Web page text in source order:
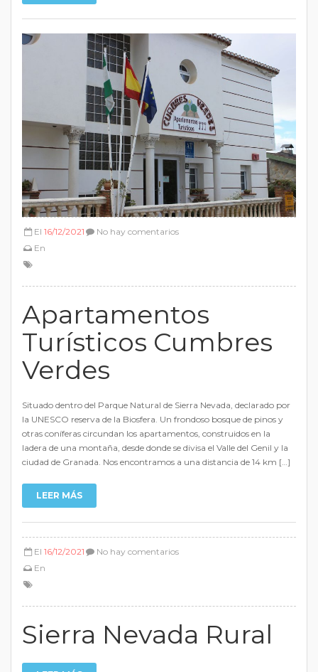
El 16/12/2021
En
No hay comentarios
Apartamentos
Turísticos Cumbres
Verdes
Situado dentro del Parque Natural de Sierra Nevada, declarado por
la UNESCO reserva de la Biosfera. Un frondoso bosque de pinos y
otras coníferas circundan los apartamentos, construidos en la
ladera de una montaña, desde donde se divisa el Valle del Genil y la
ciudad de Granada. Nos encontramos a una distancia de 14 km […]
LEER MÁS
El 16/12/2021
En
No hay comentarios
Sierra Nevada Rural